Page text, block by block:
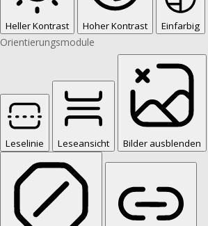
Heller Kontrast Hoher Kontrast Einfarbig
Orientierungsmodule
Leselinie Leseansicht Bilder ausblenden